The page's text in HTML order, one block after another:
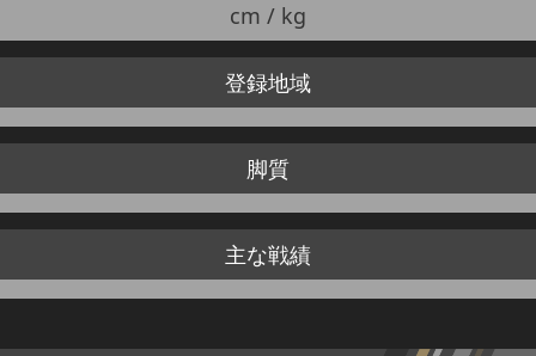
cm / kg
登録地域
脚質
主な戦績